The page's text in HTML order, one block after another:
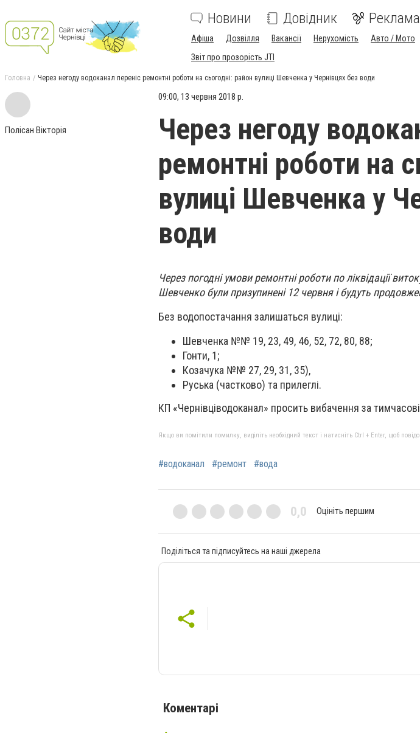
Новини Довідник Реклама
Афіша Дозвілля Вакансії Нерухомість Авто / Мото
Звіт про прозорість JTI
Головна Через негоду водоканал переніс ремонтні роботи на сьогодні: район вулиці Шевченка у Чернівцях без води
Полісан Вікторія
09:00, 13 червня 2018 р.
Через негоду
ремонтні роботи на
вулиці Шевченка у
води
Через погодні умови ремонтні роботи по ліквідації
Шевченко були призупинені 12 червня і будуть
Без водопостачання залишаться вулиці:
Шевченка №№ 19, 23, 49, 46, 52, 72, 80, 88;
Гонти, 1;
Козачука №№ 27, 29, 31, 35),
Руська (частково) та прилеглі.
КП «Чернівціводоканал» просить вибачення за
Якщо ви помітили помилку, виділіть необхідний текст і натисніть Ctrl + Enter, щоб
#водоканал #ремонт #вода
0,0 Оцініть першим
Поділіться та підписуйтесь на наші джерела
Коментарі